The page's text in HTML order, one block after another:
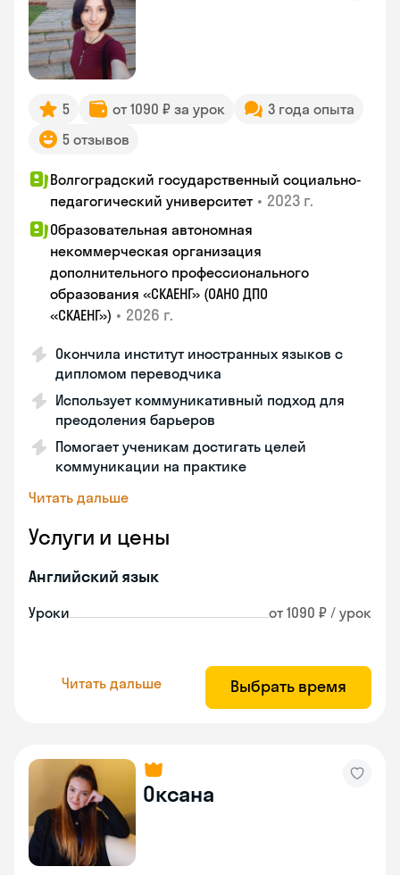
5 от 1090 ₽ за урок
3 года опыта
5 отзывов
Волгоградский государственный социально-
педагогический университет • 2023 г.
Образовательная автономная
некоммерческая организация
дополнительного профессионального
образования «СКАЕНГ» (ОАНО ДПО
«СКАЕНГ») • 2026 г.
Окончила институт иностранных языков с
дипломом переводчика
Использует коммуникативный подход для
преодоления барьеров
Помогает ученикам достигать целей
коммуникации на практике
Читать дальше
Услуги и цены
Английский язык
Уроки от 1090 ₽ / урок
Читать дальше Выбрать время
Оксана